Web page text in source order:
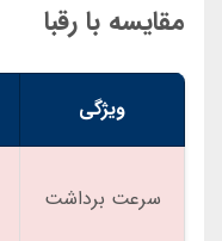
مقایسه با رقبا
ویژگی
سرعت برداشت